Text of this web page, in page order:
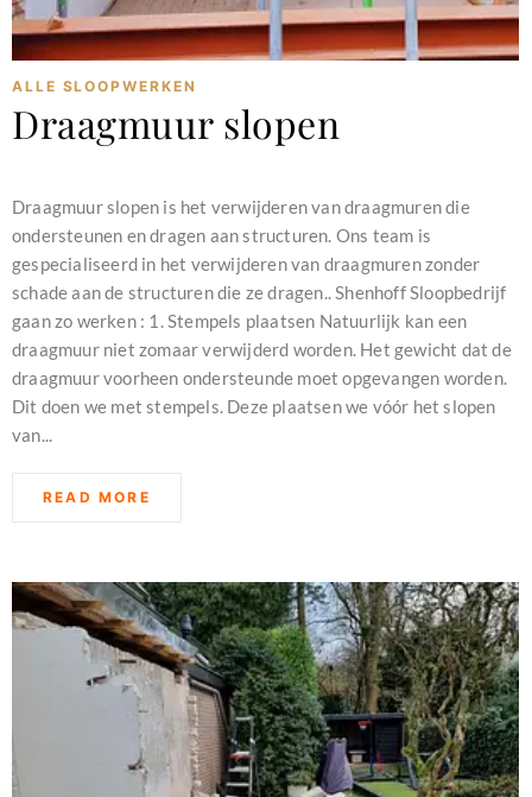
ALLE SLOOPWERKEN
Draagmuur slopen
Draagmuur slopen is het verwijderen van draagmuren die
ondersteunen en dragen aan structuren. Ons team is
gespecialiseerd in het verwijderen van draagmuren zonder
schade aan de structuren die ze dragen.. Shenhoff Sloopbedrijf
gaan zo werken : 1. Stempels plaatsen Natuurlijk kan een
draagmuur niet zomaar verwijderd worden. Het gewicht dat de
draagmuur voorheen ondersteunde moet opgevangen worden.
Dit doen we met stempels. Deze plaatsen we vóór het slopen
van...
READ MORE